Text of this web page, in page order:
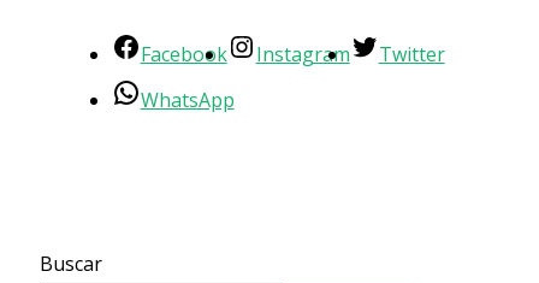
Facebook Instagram
Twitter
WhatsApp
Buscar